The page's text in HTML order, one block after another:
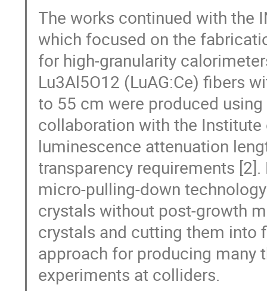
The works continued with the
which focused on the
for high-granularity
Lu3Al5O12 (LuAG:Ce) fibers
to 55 cm were produced
collaboration with the
luminescence attenuation
transparency requirements
micro-pulling-down
crystals without post-growth
crystals and cutting them into
approach for producing many
experiments at colliders.